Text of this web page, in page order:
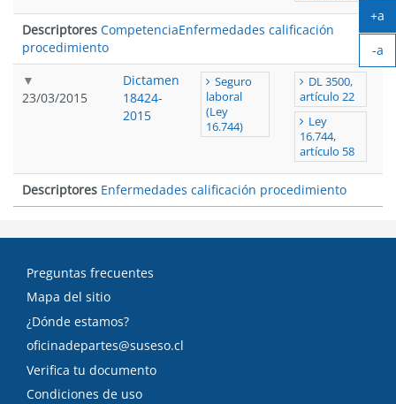
Descriptores CompetenciaEnfermedades calificación
procedimiento
23/03/2015
Dictamen
18424-
2015
Seguro
laboral
(Ley
16.744)
DL 3500,
artículo 22
Ley
16.744,
artículo 58
Descriptores Enfermedades calificación procedimiento
Preguntas frecuentes
Mapa del sitio
¿Dónde estamos?
oficinadepartes@suseso.cl
Verifica tu documento
Condiciones de uso
+a
-a